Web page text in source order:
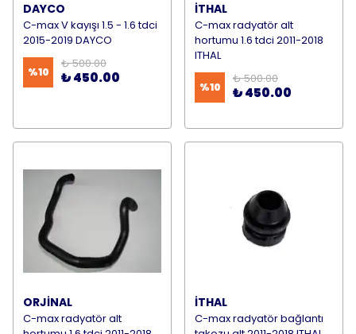
DAYCO
C-max V kayışı 1.5 - 1.6 tdci
2015-2019 DAYCO
%10
₺ 500.00
₺ 450.00
İTHAL
C-max radyatör alt
hortumu 1.6 tdci 2011-2018
ITHAL
%10
₺ 500.00
₺ 450.00
ORJİNAL
C-max radyatör alt
İTHAL
C-max radyatör bağlantı